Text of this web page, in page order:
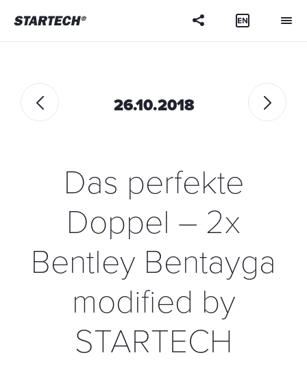
26.10.2018
Das perfekte
Doppel – 2x
Bentley Bentayga
modified by
STARTECH